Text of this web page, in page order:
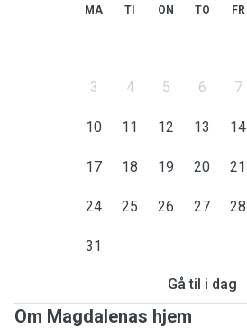
MA TI ON TO FR
3 4 5 6 7
10 11 12 13 14
17 18 19 20 21
24 25 26 27 28
31
Gå til i dag
Om Magdalenas hjem